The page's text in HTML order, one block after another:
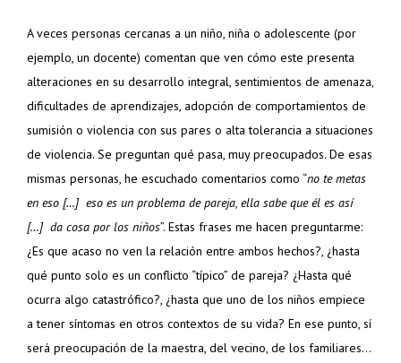
A veces personas cercanas a un niño, niña o adolescente (por
ejemplo, un docente) comentan que ven cómo este presenta
alteraciones en su desarrollo integral, sentimientos de amenaza,
dificultades de aprendizajes, adopción de comportamientos de
sumisión o violencia con sus pares o alta tolerancia a situaciones
de violencia. Se preguntan qué pasa, muy preocupados. De esas
mismas personas, he escuchado comentarios como “no te metas
en eso […] eso es un problema de pareja, ella sabe que él es así
[…] da cosa por los niños”. Estas frases me hacen preguntarme:
¿Es que acaso no ven la relación entre ambos hechos?, ¿hasta
qué punto solo es un conflicto “típico” de pareja? ¿Hasta qué
ocurra algo catastrófico?, ¿hasta que uno de los niños empiece
a tener síntomas en otros contextos de su vida? En ese punto, sí
será preocupación de la maestra, del vecino, de los familiares…